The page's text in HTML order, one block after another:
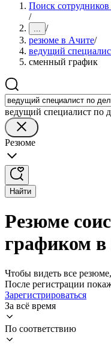
Поиск
/
... /
резюме в Ачите/
ведущий
сменный график
ведущий специалист по
Резюме
Найти
Резюме
графиком
Чтобы видеть все
После регистрации
Зарегистрироваться
За всё время
По соответствию